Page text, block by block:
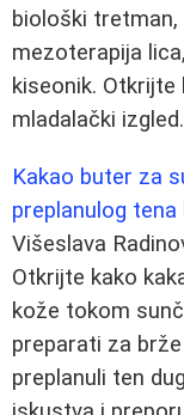
biološki
mezoterapija
kiseonik.
mladalački izgled.
Kakao buter za
preplanulog
Višeslava
Otkrijte kako
kože tokom
preparati za
preplanuli ten